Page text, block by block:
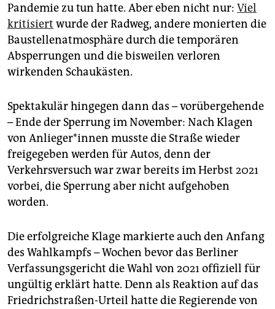
Pandemie zu tun hatte. Aber eben nicht nur: Viel
kritisiert wurde der Radweg, andere monierten die
Baustellenatmosphäre durch die temporären
Absperrungen und die bisweilen verloren
wirkenden Schaukästen.
Spektakulär hingegen dann das – vorübergehende
– Ende der Sperrung im November: Nach Klagen
von An­lie­ge­r*in­nen musste die Straße wieder
freigegeben werden für Autos, denn der
Verkehrsversuch war zwar bereits im Herbst 2021
vorbei, die Sperrung aber nicht aufgehoben
worden.
Die erfolgreiche Klage markierte auch den Anfang
des Wahlkampfs – Wochen bevor das Berliner
Verfassungsgericht die Wahl von 2021 offiziell für
ungültig erklärt hatte. Denn als Reaktion auf das
Friedrichstraßen-Urteil hatte die Regierende von